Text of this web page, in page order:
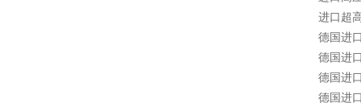
进口超
德国进
德国进
德国进
德国进